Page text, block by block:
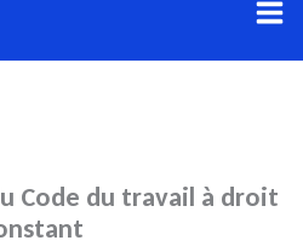
Code du travail à droit